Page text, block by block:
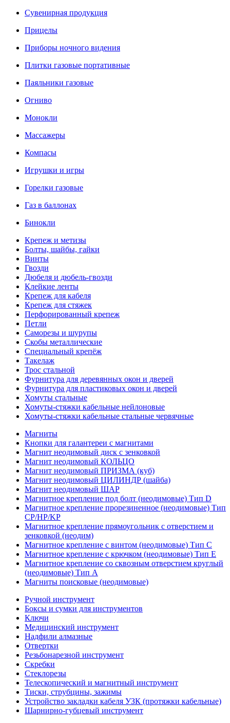
Сувенирная продукция
Прицелы
Приборы ночного видения
Плитки газовые портативные
Паяльники газовые
Огниво
Монокли
Массажеры
Компасы
Игрушки и игры
Горелки газовые
Газ в баллонах
Бинокли
Крепеж и метизы
Болты, шайбы, гайки
Винты
Гвозди
Дюбеля и дюбель-гвозди
Клейкие ленты
Крепеж для кабеля
Крепеж для стяжек
Перфорированный крепеж
Петли
Саморезы и шурупы
Скобы металлические
Специальный крепёж
Такелаж
Трос стальной
Фурнитура для деревянных окон и дверей
Фурнитура для пластиковых окон и дверей
Хомуты стальные
Хомуты-стяжки кабельные нейлоновые
Хомуты-стяжки кабельные стальные червячные
Магниты
Кнопки для галантереи с магнитами
Магнит неодимовый диск с зенковкой
Магнит неодимовый КОЛЬЦО
Магнит неодимовый ПРИЗМА (куб)
Магнит неодимовый ЦИЛИНДР (шайба)
Магнит неодимовый ШАР
Магнитное крепление под болт (неодимовые) Тип D
Магнитное крепление прорезиненное (неодимовые) Тип
CP/HP/KP
Магнитное крепление прямоугольник с отверстием и
зенковкой (неодим)
Магнитное крепление с винтом (неодимовые) Тип С
Магнитное крепление с крючком (неодимовые) Тип Е
Магнитное крепление со сквозным отверстием круглый
(неодимовые) Тип А
Магниты поисковые (неодимовые)
Ручной инструмент
Боксы и сумки для инструментов
Ключи
Медицинский инструмент
Надфили алмазные
Отвертки
Резьбонарезной инструмент
Скребки
Стеклорезы
Телескопический и магнитный инструмент
Тиски, струбцины, зажимы
Устройство закладки кабеля УЗК (протяжки кабельные)
Шарнирно-губцевый инструмент